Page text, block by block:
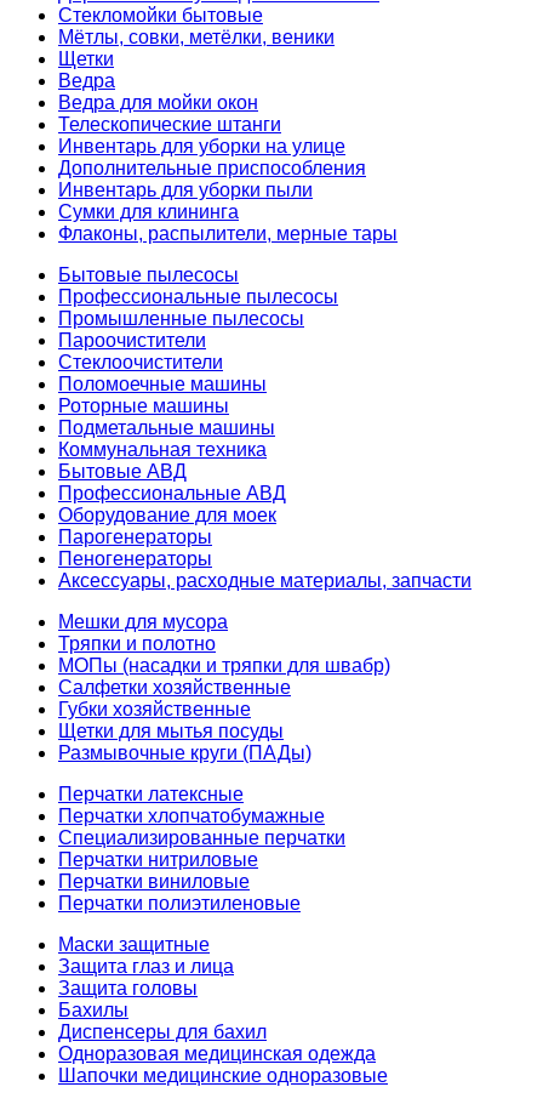
Стекломойки бытовые
Мётлы, совки, метёлки, веники
Щетки
Ведра
Ведра для мойки окон
Телескопические штанги
Инвентарь для уборки на улице
Дополнительные приспособления
Инвентарь для уборки пыли
Сумки для клининга
Флаконы, распылители, мерные тары
Бытовые пылесосы
Профессиональные пылесосы
Промышленные пылесосы
Пароочистители
Стеклоочистители
Поломоечные машины
Роторные машины
Подметальные машины
Коммунальная техника
Бытовые АВД
Профессиональные АВД
Оборудование для моек
Парогенераторы
Пеногенераторы
Аксессуары, расходные материалы, запчасти
Мешки для мусора
Тряпки и полотно
МОПы (насадки и тряпки для швабр)
Салфетки хозяйственные
Губки хозяйственные
Щетки для мытья посуды
Размывочные круги (ПАДы)
Перчатки латексные
Перчатки хлопчатобумажные
Специализированные перчатки
Перчатки нитриловые
Перчатки виниловые
Перчатки полиэтиленовые
Маски защитные
Защита глаз и лица
Защита головы
Бахилы
Диспенсеры для бахил
Одноразовая медицинская одежда
Шапочки медицинские одноразовые